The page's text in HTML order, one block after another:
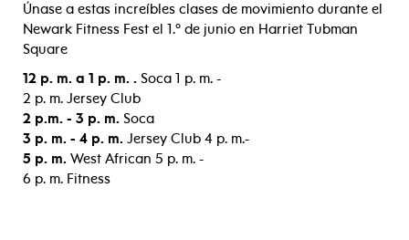
Únase a estas increíbles clases de movimiento durante el
Newark Fitness Fest el 1.º de junio en Harriet Tubman
Square
12 p. m. a 1 p. m. . Soca 1 p. m. -
2 p. m. Jersey Club
2 p.m. - 3 p. m. Soca
3 p. m. - 4 p. m. Jersey Club 4 p. m.-
5 p. m. West African 5 p. m. -
6 p. m. Fitness